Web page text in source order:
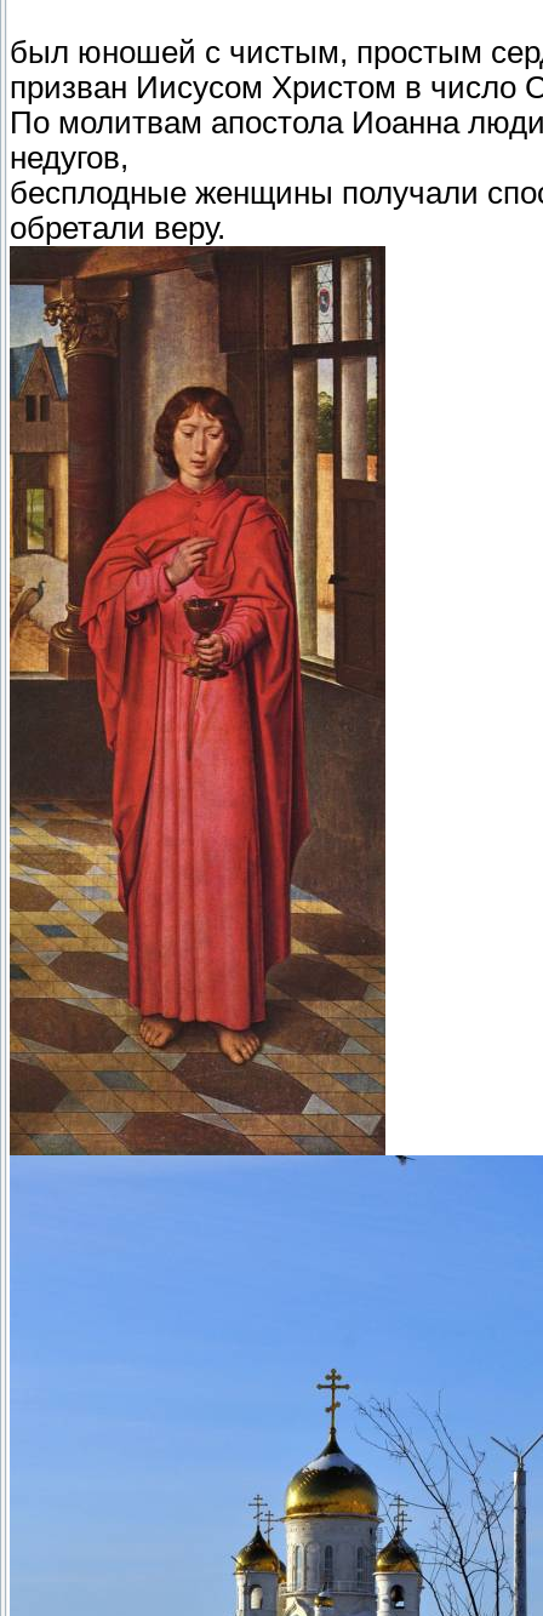
был юношей с чистым, простым
призван Иисусом Христом в число
По молитвам апостола Иоанна
недугов,
бесплодные женщины получали
обретали веру.